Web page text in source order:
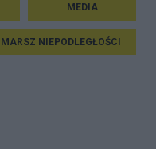
MEDIA
MARSZ NIEPODLEGŁOŚCI